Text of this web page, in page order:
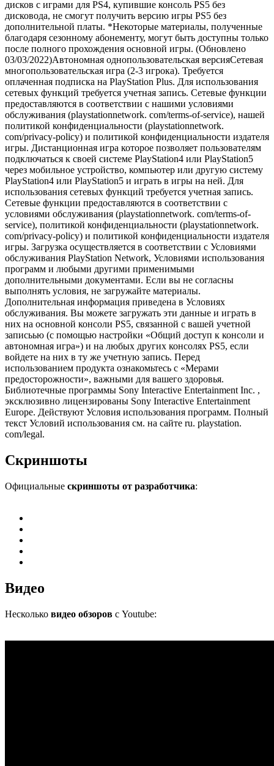
дисков с играми для PS4, купившие консоль PS5 без
дисковода, не смогут получить версию игры PS5 без
дополнительной платы. *Некоторые материалы, полученные
благодаря сезонному абонементу, могут быть доступны только
после полного прохождения основной игры. (Обновлено
03/03/2022)Автономная однопользовательская версияСетевая
многопользовательская игра (2-3 игрока). Требуется
оплаченная подписка на PlayStation Plus. Для использования
сетевых функций требуется учетная запись. Сетевые функции
предоставляются в соответствии с нашими условиями
обслуживания (playstationnetwork. com/terms-of-service), нашей
политикой конфиденциальности (playstationnetwork.
com/privacy-policy) и политикой конфиденциальности издателя
игры. Дистанционная игра которое позволяет пользователям
подключаться к своей системе PlayStation4 или PlayStation5
через мобильное устройство, компьютер или другую систему
PlayStation4 или PlayStation5 и играть в игры на ней. Для
использования сетевых функций требуется учетная запись.
Сетевые функции предоставляются в соответствии с
условиями обслуживания (playstationnetwork. com/terms-of-
service), политикой конфиденциальности (playstationnetwork.
com/privacy-policy) и политикой конфиденциальности издателя
игры. Загрузка осуществляется в соответствии с Условиями
обслуживания PlayStation Network, Условиями использования
программ и любыми другими применимыми
дополнительными документами. Если вы не согласны
выполнять условия, не загружайте материалы.
Дополнительная информация приведена в Условиях
обслуживания. Вы можете загружать эти данные и играть в
них на основной консоли PS5, связанной с вашей учетной
записьью (с помощью настройки «Общий доступ к консоли и
автономная игра») и на любых других консолях PS5, если
войдете на них в ту же учетную запись. Перед
использованием продукта ознакомьтесь с «Мерами
предосторожности», важными для вашего здоровья.
Библиотечные программы Sony Interactive Entertainment Inc. ,
эксклюзивно лицензированы Sony Interactive Entertainment
Europe. Действуют Условия использования программ. Полный
текст Условий использования см. на сайте ru. playstation.
com/legal.
Скриншоты
Официальные скриншоты от разработчика:
Видео
Несколько видео обзоров с Youtube: